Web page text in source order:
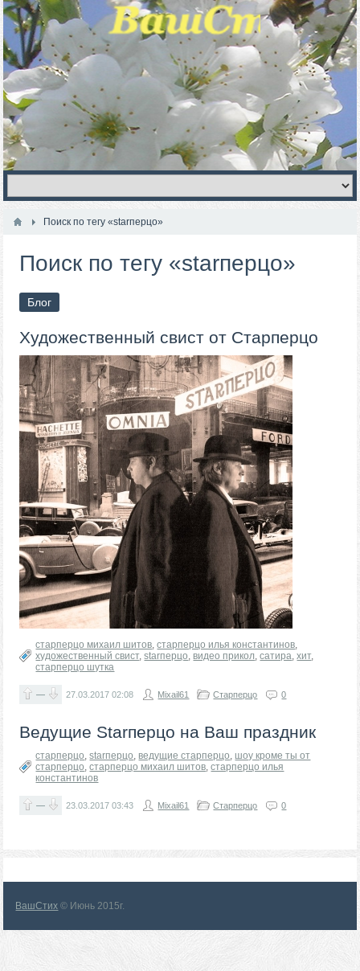
Поиск по тегу «starперцо»
Поиск по тегу «starперцо»
Блог
Художественный свист от Старперцо
старперцо михаил шитов,старперцо илья константинов,
художественный свист,starперцо, видео прикол,сатира,хит,
старперцо шутка
— 27.03.201702:08 Mixail61 Старперцо 0
Ведущие Starперцо на Ваш праздник
старперцо,starперцо, ведущие старперцо, шоу кроме ты от
старперцо,старперцо михаил шитов,старперцо илья
константинов
— 23.03.201703:43 Mixail61 Старперцо 0
ВашСтих © Июнь 2015г.